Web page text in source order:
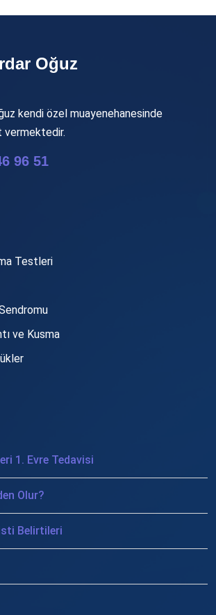
Oğuz
kendi özel muayenehanesinde
vermektedir.
96 51
Testleri
ve Kusma
1. Evre Tedavisi
Olur?
Belirtileri